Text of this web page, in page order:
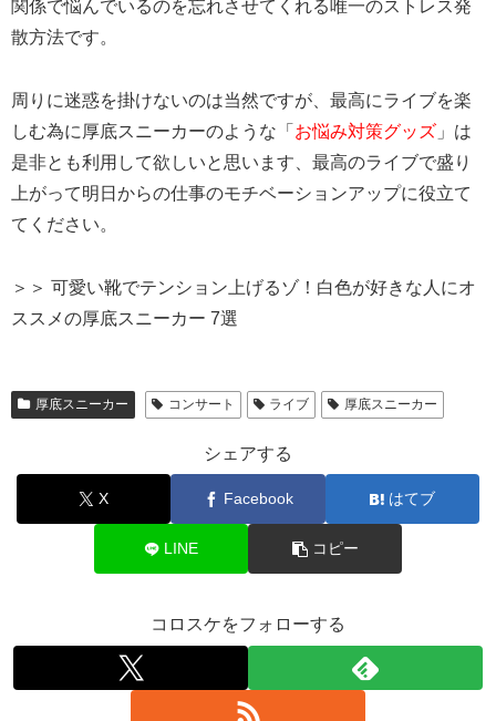
関係で悩んでいるのを忘れさせてくれる唯一のストレス発
散方法です。
周りに迷惑を掛けないのは当然ですが、最高にライブを楽
しむ為に厚底スニーカーのような「 お悩み対策グッズ 」は
是非とも利用して欲しいと思います、最高のライブで盛り
上がって明日からの仕事のモチベーションアップに役立て
てください。
＞＞ 可愛い靴でテンション上げるゾ！白色が好きな人にオ
ススメの厚底スニーカー 7選
厚底スニーカー コンサート ライブ 厚底スニーカー
シェアする
X Facebook はてブ
LINE コピー
コロスケをフォローする